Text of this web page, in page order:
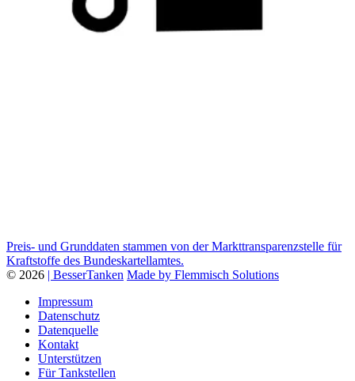
Preis- und Grunddaten stammen von der Markttransparenzstelle für
Kraftstoffe des Bundeskartellamtes.
© 2026 | BesserTanken Made by Flemmisch Solutions
Impressum
Datenschutz
Datenquelle
Kontakt
Unterstützen
Für Tankstellen